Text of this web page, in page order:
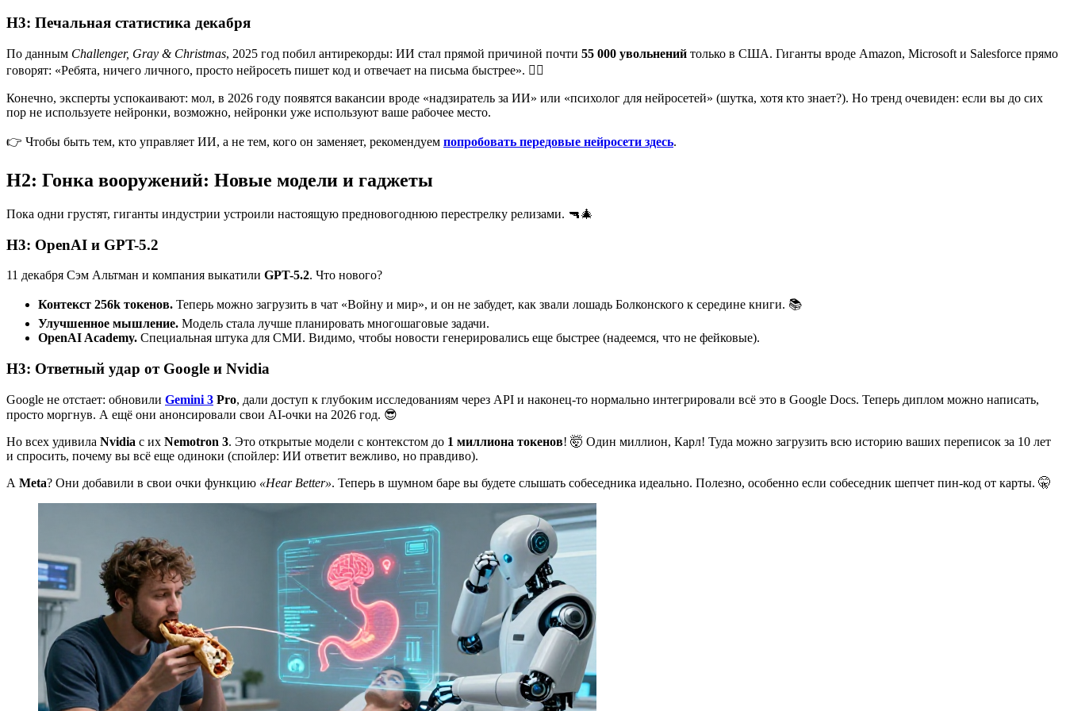
H3: Печальная статистика декабря
По данным Challenger, Gray & Christmas, 2025 год побил антирекорды: ИИ стал прямой причиной почти 55 000 увольнений только в США. Гиганты вроде Amazon, Microsoft и Salesforce прямо
говорят: «Ребята, ничего личного, просто нейросеть пишет код и отвечает на письма быстрее». 🤷‍♂️
Конечно, эксперты успокаивают: мол, в 2026 году появятся вакансии вроде «надзиратель за ИИ» или «психолог для нейросетей» (шутка, хотя кто знает?). Но тренд очевиден: если вы до сих
пор не используете нейронки, возможно, нейронки уже используют ваше рабочее место.
👉 Чтобы быть тем, кто управляет ИИ, а не тем, кого он заменяет, рекомендуем попробовать передовые нейросети здесь.
H2: Гонка вооружений: Новые модели и гаджеты
Пока одни грустят, гиганты индустрии устроили настоящую предновогоднюю перестрелку релизами. 🔫🎄
H3: OpenAI и GPT-5.2
11 декабря Сэм Альтман и компания выкатили GPT-5.2. Что нового?
Контекст 256k токенов. Теперь можно загрузить в чат «Войну и мир», и он не забудет, как звали лошадь Болконского к середине книги. 📚
Улучшенное мышление. Модель стала лучше планировать многошаговые задачи.
OpenAI Academy. Специальная штука для СМИ. Видимо, чтобы новости генерировались еще быстрее (надеемся, что не фейковые).
H3: Ответный удар от Google и Nvidia
Google не отстает: обновили Gemini 3 Pro, дали доступ к глубоким исследованиям через API и наконец-то нормально интегрировали всё это в Google Docs. Теперь диплом можно написать,
просто моргнув. А ещё они анонсировали свои AI-очки на 2026 год. 😎
Но всех удивила Nvidia с их Nemotron 3. Это открытые модели с контекстом до 1 миллиона токенов! 🤯 Один миллион, Карл! Туда можно загрузить всю историю ваших переписок за 10 лет
и спросить, почему вы всё еще одиноки (спойлер: ИИ ответит вежливо, но правдиво).
А Meta? Они добавили в свои очки функцию «Hear Better». Теперь в шумном баре вы будете слышать собеседника идеально. Полезно, особенно если собеседник шепчет пин-код от карты. 🤫